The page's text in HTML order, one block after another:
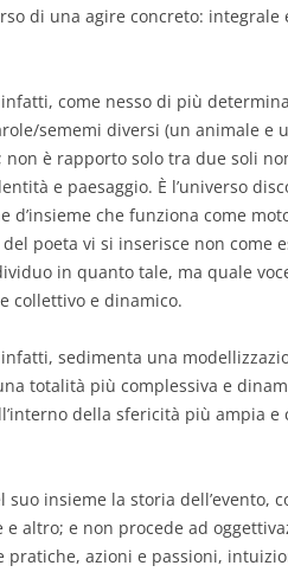
di una agire concreto: integrale
come nesso di più
sememi diversi (un animale e
è rapporto solo tra due soli
e paesaggio. È l’universo
d’insieme che funziona come
del poeta vi si inserisce non
in quanto tale, ma quale
collettivo e dinamico.
sedimenta una
totalità più complessiva e
della sfericità più ampia
suo insieme la storia dell’evento,
altro; e non procede ad
pratiche, azioni e passioni,